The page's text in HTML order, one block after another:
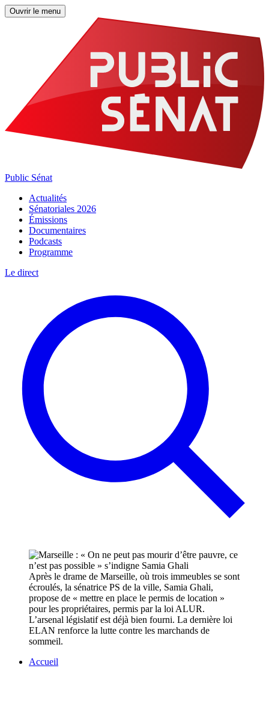
Ouvrir le menu
Public Sénat
Actualités
Sénatoriales 2026
Émissions
Documentaires
Podcasts
Programme
Le direct
Après le drame de Marseille, où trois immeubles se sont
écroulés, la sénatrice PS de la ville, Samia Ghali,
propose de « mettre en place le permis de location »
pour les propriétaires, permis par la loi ALUR.
L’arsenal législatif est déjà bien fourni. La dernière loi
ELAN renforce la lutte contre les marchands de
sommeil.
Accueil